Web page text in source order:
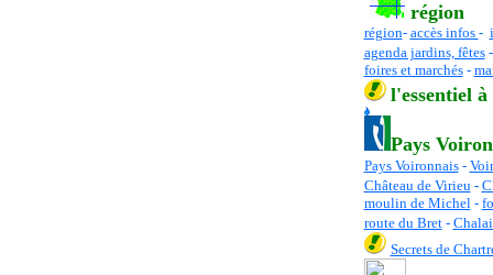
région
région- accès infos -
agenda jardins, fêtes
foires et marchés-
l'essentiel à
Pays
Pays Voironnais-
Château de Virieu-
moulin de Michel-
route du Bret-
Secrets de